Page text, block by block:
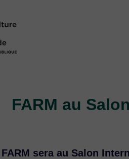
FARM au
sera au Salon